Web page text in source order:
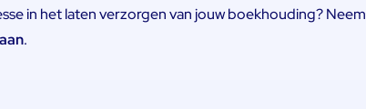
in het laten verzorgen van jouw boekhouding? Neem
.